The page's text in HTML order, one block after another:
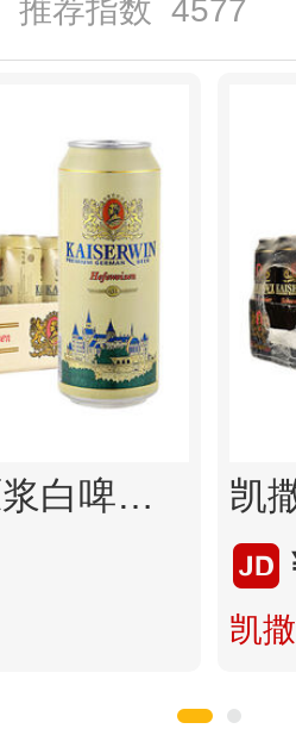
推荐指数 4577
凯撒精酿原浆白啤大麦小麦啤酒整箱 德国原瓶原装进口 500ml*24罐
凯